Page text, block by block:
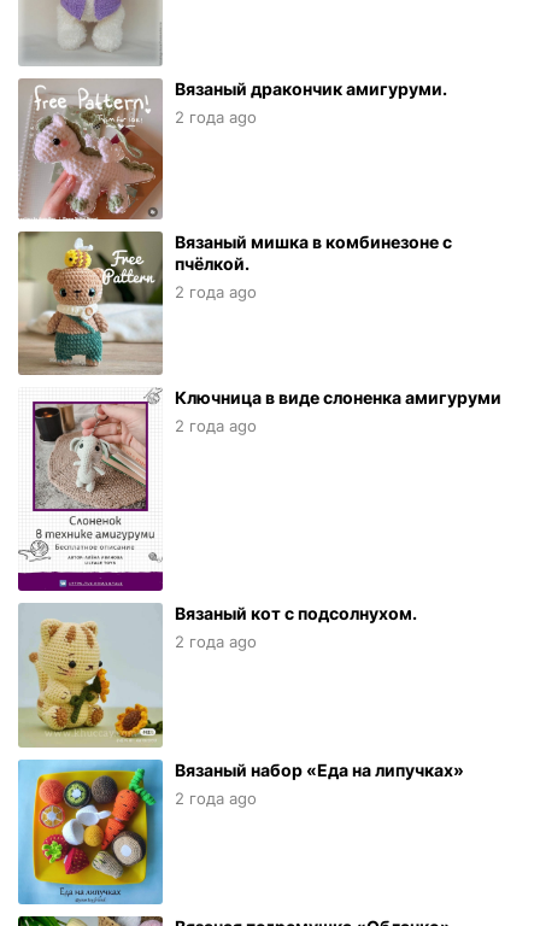
Вязаный дракончик амигуруми.
2 года ago
Вязаный мишка в комбинезоне с
пчёлкой.
2 года ago
Ключница в виде слоненка амигуруми
2 года ago
Вязаный кот с подсолнухом.
2 года ago
Вязаный набор «Еда на липучках»
2 года ago